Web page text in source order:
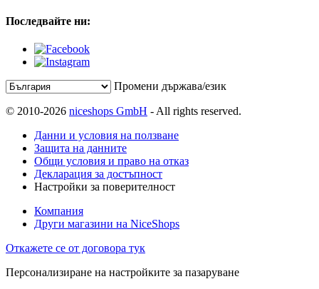
Последвайте ни:
Промени държава/език
© 2010-2026 niceshops GmbH - All rights reserved.
Данни и условия на ползване
Защита на данните
Общи условия и право на отказ
Декларация за достъпност
Настройки за поверителност
Компания
Други магазини на NiceShops
Откажете се от договора тук
Персонализиране на настройките за пазаруване